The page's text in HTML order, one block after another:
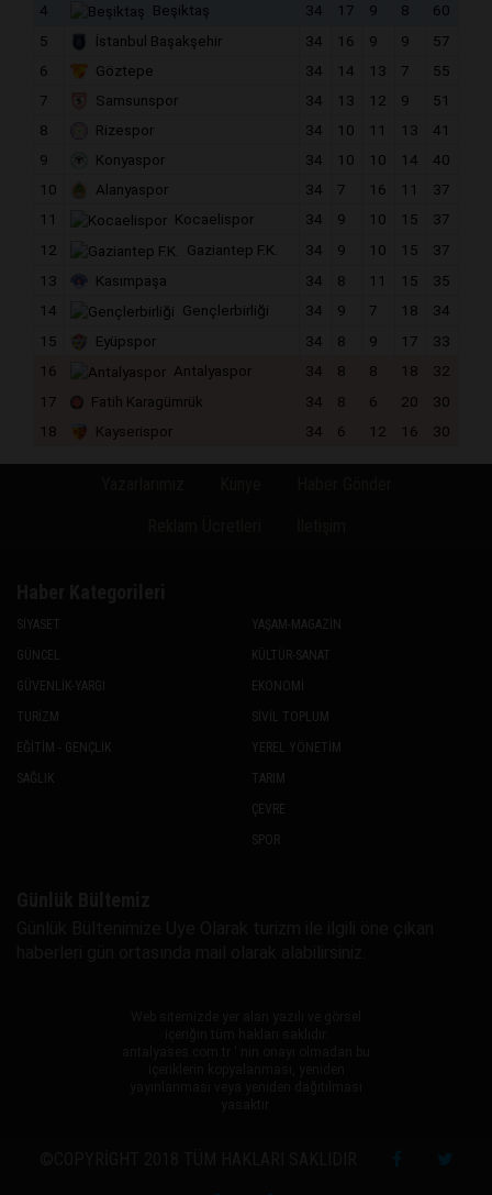
4
Beşiktaş 34 17 9 8
60
5
İstanbul Başakşehir 34 16 9 9
57
6
Göztepe 34 14 13 7
55
7
Samsunspor 34 13 12 9
51
8
Rizespor 34 10 11 13
41
9
Konyaspor 34 10 10 14
40
10
Alanyaspor 34 7 16 11
37
11
Kocaelispor 34 9 10 15
37
12
Gaziantep F.K. 34 9 10 15
37
13
Kasımpaşa 34 8 11 15
35
14
Gençlerbirliği 34 9 7 18
34
15
Eyüpspor 34 8 9 17
33
16
Antalyaspor 34 8 8 18
32
17
Fatih Karagümrük 34 8 6 20
30
18
Kayserispor 34 6 12 16 30
SİYASET
GÜNCEL
GÜVENLİK-YARGI
TURİZM
EĞİTİM - GENÇLİK
SAĞLIK
YAŞAM-MAGAZİN
KÜLTÜR-SANAT
EKONOMİ
SİVİL TOPLUM
YEREL YÖNETİM
TARIM
ÇEVRE
SPOR